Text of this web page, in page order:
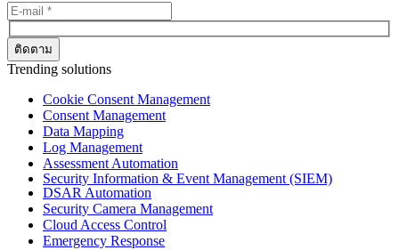
Trending solutions
Cookie Consent Management
Consent Management
Data Mapping
Log Management
Assessment Automation
Security Information & Event Management (SIEM)
DSAR Automation
Security Camera Management
Cloud Access Control
Emergency Response